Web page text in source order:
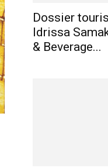
Dossier
Idrissa
& Beverage...